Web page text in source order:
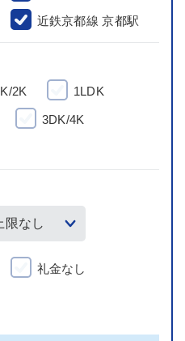
近鉄京都線 京都駅
2K 1LDK
3DK/4K
礼金なし